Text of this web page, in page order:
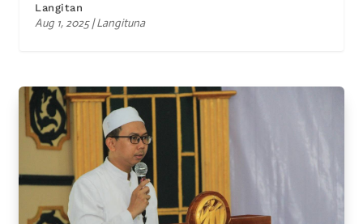
Langitan
Aug 1, 2025|Langituna